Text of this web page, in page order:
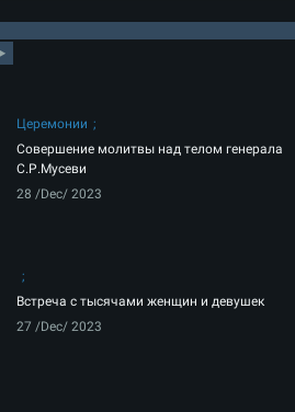
Церемонии
Совершение молитвы над телом генерала
С.Р.Мусеви
28 /Dec/ 2023
Встреча с тысячами женщин и девушек
27 /Dec/ 2023